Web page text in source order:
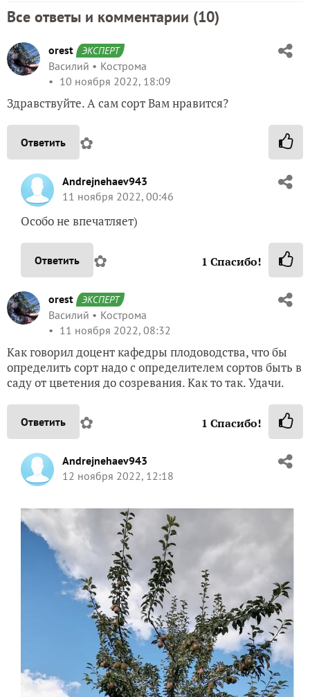
Все ответы и комментарии (10)
orest ЭКСПЕРТ
Василий
Кострома
10 ноября 2022, 18:09
Здравствуйте. А сам сорт Вам нравится?
Ответить ✿
Andrejnehaev943
11 ноября 2022, 00:46
Особо не впечатляет)
Ответить ✿ 1 Спасибо!
orest ЭКСПЕРТ
Василий
Кострома
11 ноября 2022, 08:32
Как говорил доцент кафедры плодоводства, что бы
определить сорт надо с определителем сортов быть в
саду от цветения до созревания. Как то так. Удачи.
Ответить ✿ 1 Спасибо!
Andrejnehaev943
12 ноября 2022, 12:18